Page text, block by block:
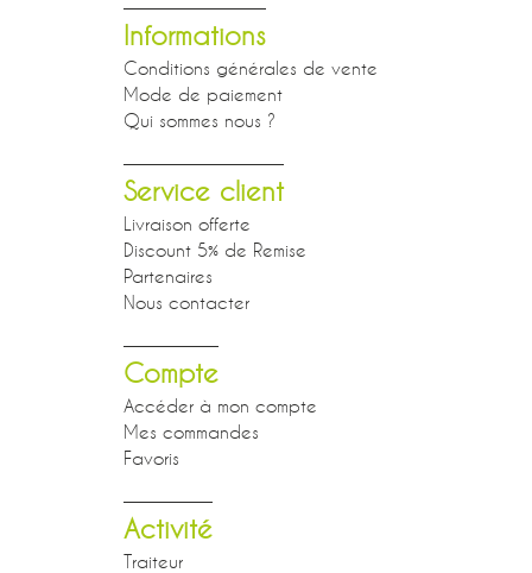
Informations
Conditions générales de vente
Mode de paiement
Qui sommes nous ?
Service client
Livraison offerte
Discount 5% de Remise
Partenaires
Nous contacter
Compte
Accéder à mon compte
Mes commandes
Favoris
Activité
Traiteur